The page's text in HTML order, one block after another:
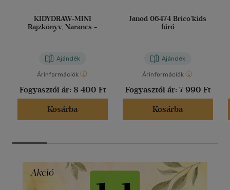
KIDYDRAW-MINI
Rajzkönyv, Narancs -
Ajándék
Árinformációk
Fogyasztói ár: 8 400 Ft
Kosárba
Janod 06474 Brico'kids
fúró
Ajándék
Árinformációk
Fogyasztói ár: 7 990 Ft
Kosárba